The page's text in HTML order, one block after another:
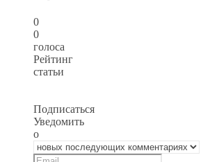
0
0
голоса
Рейтинг
статьи
Подписаться
Уведомить
о